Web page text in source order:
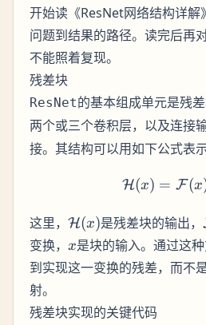
开始读《ResNet网络结构详解
问题到结果的路径。读完后再
不能照着复现。
残差块
ResNet的基本组成单元是残
两个或三个卷积层，以及连接
接。其结构可以用如下公式表示
H(x) = F(x
这里， \mathcal{H}
(x)
H(x)是残差块的输出，
变换， x
x是块的输入。通过这
到实现这一变换的残差，而不
射。
残差块实现的关键代码